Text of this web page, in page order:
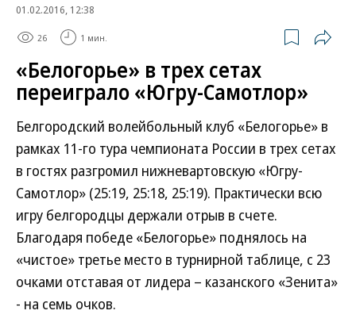
01.02.2016, 12:38
26 1 мин.
«Белогорье» в трех сетах
переиграло «Югру-Самотлор»
Белгородский волейбольный клуб «Белогорье» в
рамках 11-го тура чемпионата России в трех сетах
в гостях разгромил нижневартовскую «Югру-
Самотлор» (25:19, 25:18, 25:19). Практически всю
игру белгородцы держали отрыв в счете.
Благодаря победе «Белогорье» поднялось на
«чистое» третье место в турнирной таблице, с 23
очками отставая от лидера – казанского «Зенита»
- на семь очков.